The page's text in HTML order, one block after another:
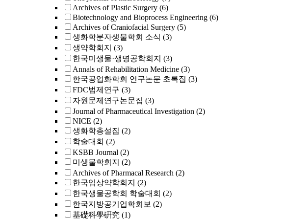
Archives of Plastic Surgery (6)
Biotechnology and Bioprocess Engineering (6)
Archives of Craniofacial Surgery (5)
생화학분자생물학회 소식 (3)
생약학회지 (3)
한국미생물·생명공학회지 (3)
Annals of Rehabilitation Medicine (3)
한국공업화학회 연구논문 초록집 (3)
FDC법제연구 (3)
자원문제연구논문집 (3)
Journal of Pharmaceutical Investigation (2)
NICE (2)
생화학총설집 (2)
학술대회 (2)
KSBB Journal (2)
미생물학회지 (2)
Archives of Pharmacal Research (2)
한국임상약학회지 (2)
한국생물공학회 학술대회 (2)
한국지방공기업학회보 (2)
基礎科學硏究 (1)